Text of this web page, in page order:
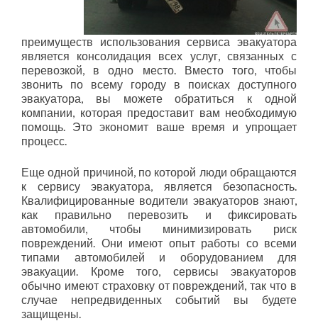
преимуществ использования сервиса эвакуатора
является консолидация всех услуг, связанных с
перевозкой, в одно место. Вместо того, чтобы
звонить по всему городу в поисках доступного
эвакуатора, вы можете обратиться к одной
компании, которая предоставит вам необходимую
помощь. Это экономит ваше время и упрощает
процесс.
Еще одной причиной, по которой люди обращаются
к сервису эвакуатора, является безопасность.
Квалифицированные водители эвакуаторов знают,
как правильно перевозить и фиксировать
автомобили, чтобы минимизировать риск
повреждений. Они имеют опыт работы со всеми
типами автомобилей и оборудованием для
эвакуации. Кроме того, сервисы эвакуаторов
обычно имеют страховку от повреждений, так что в
случае непредвиденных событий вы будете
защищены.